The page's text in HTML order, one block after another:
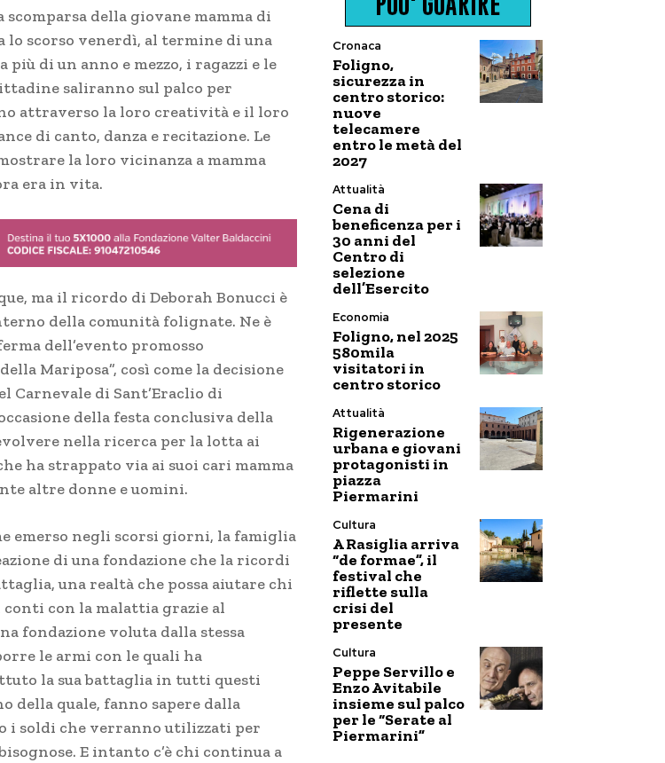
della giovane mamma di
lo scorso venerdì, al termine di una
di un anno e mezzo, i ragazzi e le
saliranno sul palco per
attraverso la loro creatività e il loro
di canto, danza e recitazione. Le
la loro vicinanza a mamma
era in vita.
ma il ricordo di Deborah Bonucci è
della comunità folignate. Ne è
dell’evento promosso
Mariposa”, così come la decisione
Carnevale di Sant’Eraclio di
della festa conclusiva della
nella ricerca per la lotta ai
ha strappato via ai suoi cari mamma
altre donne e uomini.
emerso negli scorsi giorni, la famiglia
di una fondazione che la ricordi
una realtà che possa aiutare chi
con la malattia grazie al
fondazione voluta dalla stessa
le armi con le quali ha
la sua battaglia in tutti questi
della quale, fanno sapere dalla
i soldi che verranno utilizzati per
E intanto c’è chi continua a
Cronaca
Foligno,
sicurezza in
centro storico:
nuove
telecamere
entro le metà del
2027
Attualità
Cena di
beneficenza per i
30 anni del
Centro di
selezione
dell’Esercito
Economia
Foligno, nel 2025
580mila
visitatori in
centro storico
Attualità
Rigenerazione
urbana e giovani
protagonisti in
piazza
Piermarini
Cultura
A Rasiglia arriva
“de formae”, il
festival che
riflette sulla
crisi del
presente
Cultura
Peppe Servillo e
Enzo Avitabile
insieme sul palco
per le “Serate al
Piermarini”